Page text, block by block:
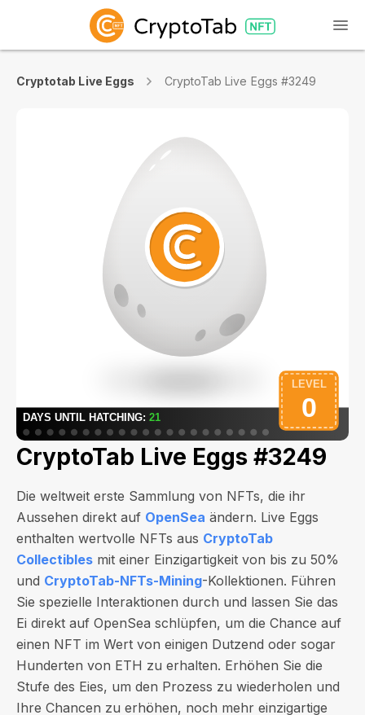
Cryptotab Live Eggs CryptoTab Live Eggs #3249
CryptoTab Live Eggs #3249
Die weltweit erste Sammlung von NFTs, die ihr
Aussehen direkt auf OpenSea ändern. Live Eggs
enthalten wertvolle NFTs aus CryptoTab
Collectibles mit einer Einzigartigkeit von bis zu 50%
und CryptoTab-NFTs-Mining-Kollektionen. Führen
Sie spezielle Interaktionen durch und lassen Sie das
Ei direkt auf OpenSea schlüpfen, um die Chance auf
einen NFT im Wert von einigen Dutzend oder sogar
Hunderten von ETH zu erhalten. Erhöhen Sie die
Stufe des Eies, um den Prozess zu wiederholen und
Ihre Chancen zu erhöhen, noch mehr einzigartige